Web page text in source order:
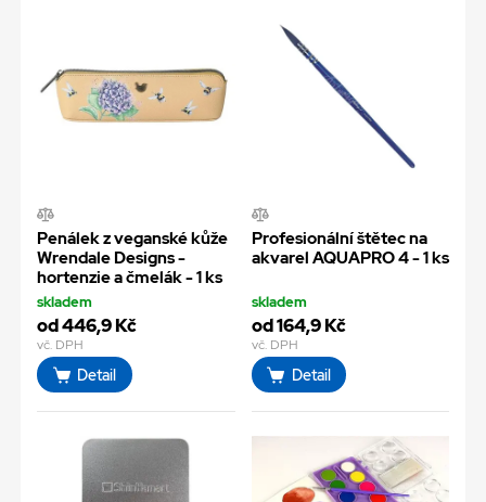
Penálek z veganské kůže
Wrendale Designs -
hortenzie a čmelák - 1 ks
skladem
od 446,9 Kč
vč. DPH
Detail
Profesionální štětec na
akvarel AQUAPRO 4 - 1 ks
skladem
od 164,9 Kč
vč. DPH
Detail